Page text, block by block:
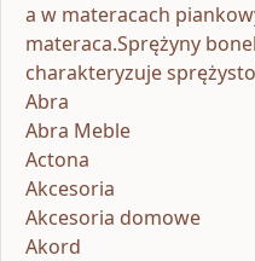
a w materacach
materaca.Sprężyny
charakteryzuje
Abra
Abra Meble
Actona
Akcesoria
Akcesoria domowe
Akord